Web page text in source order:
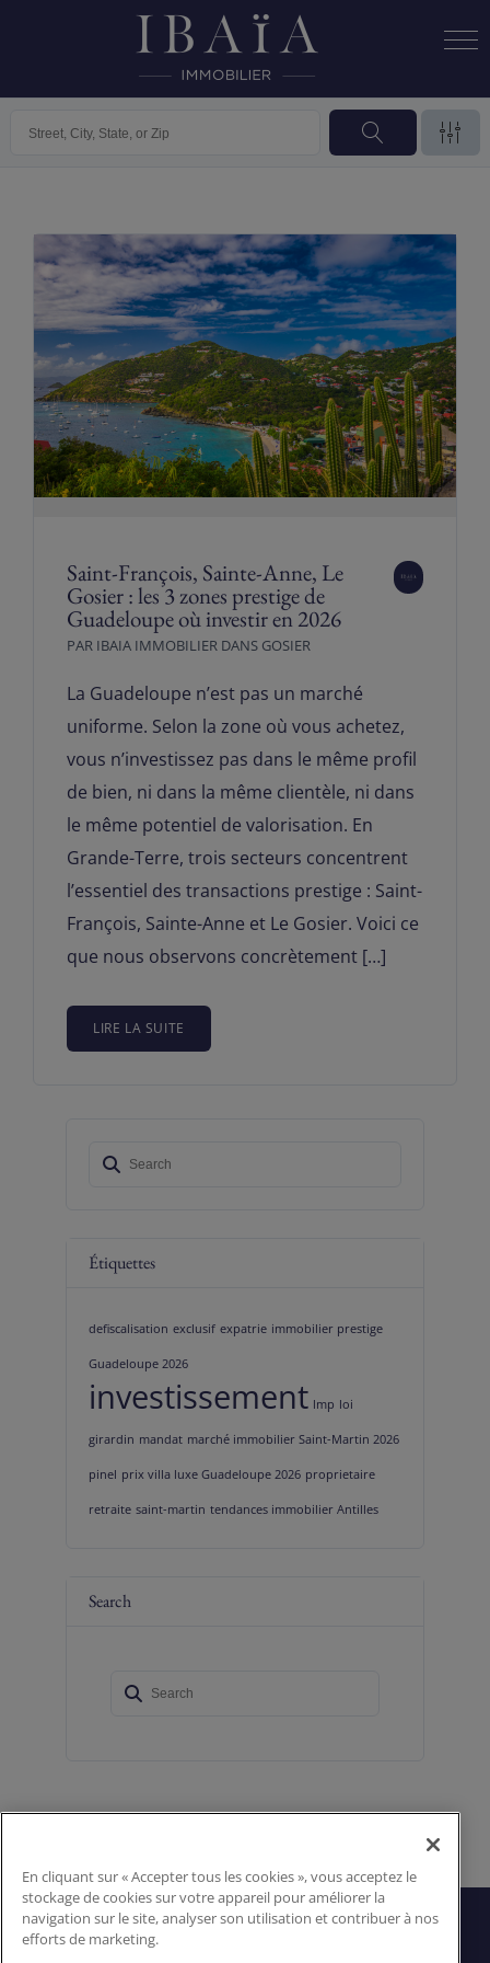
Saint-François, Sainte-Anne, Le
Gosier : les 3 zones prestige de
Guadeloupe où investir en 2026
PAR IBAIA IMMOBILIER DANS GOSIER
La Guadeloupe n’est pas un marché
uniforme. Selon la zone où vous achetez,
vous n’investissez pas dans le même profil
de bien, ni dans la même clientèle, ni dans
le même potentiel de valorisation. En
Grande-Terre, trois secteurs concentrent
l’essentiel des transactions prestige : Saint-
François, Sainte-Anne et Le Gosier. Voici ce
que nous observons concrètement […]
LIRE LA SUITE
Étiquettes
defiscalisation exclusif expatrie immobilier prestige
Guadeloupe 2026
investissement lmp loi
girardin mandat marché immobilier Saint-Martin 2026
pinel prix villa luxe Guadeloupe 2026 proprietaire
retraite saint-martin tendances immobilier Antilles
Search
Follow the agency
Suivre l’agence
En cliquant sur « Accepter tous les cookies », vous acceptez le
stockage de cookies sur votre appareil pour améliorer la
navigation sur le site, analyser son utilisation et contribuer à nos
efforts de marketing.